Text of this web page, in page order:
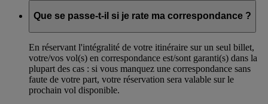
Que se passe-t-il si je rate ma correspondance ?
En réservant l'intégralité de votre itinéraire sur un seul billet,
votre/vos vol(s) en correspondance est/sont garanti(s) dans la
plupart des cas : si vous manquez une correspondance sans
faute de votre part, votre réservation sera valable sur le
prochain vol disponible.